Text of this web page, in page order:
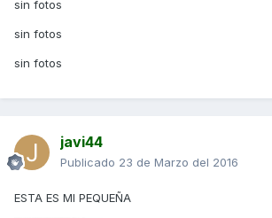
sin fotos
sin fotos
sin fotos
javi44
Publicado 23 de Marzo del 2016
ESTA ES MI PEQUEÑA